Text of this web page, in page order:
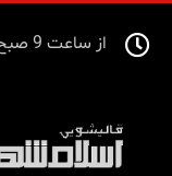
از ساعت 9 صبح تا 8 شب